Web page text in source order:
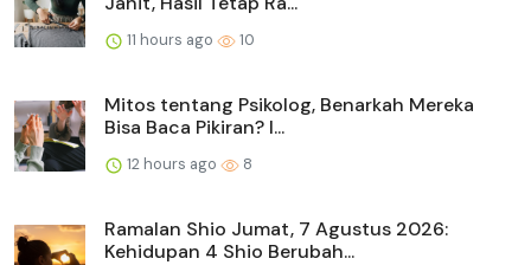
11 hours ago 10
Mitos tentang Psikolog, Benarkah Mereka
Bisa Baca Pikiran? I...
12 hours ago 8
Ramalan Shio Jumat, 7 Agustus 2026:
Kehidupan 4 Shio Berubah...